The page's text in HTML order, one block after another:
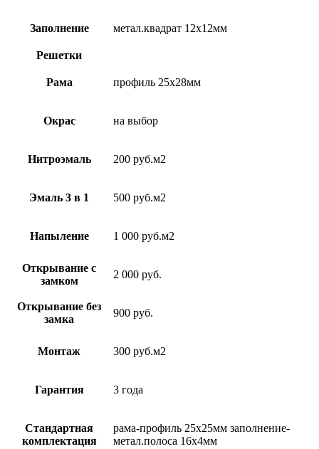
Заполнение метал.квадрат 12х12мм
Решетки
Рама профиль 25х28мм
Окрас на выбор
Нитроэмаль 200 руб.м2
Эмаль 3 в 1 500 руб.м2
Напыление 1 000 руб.м2
Открывание с
замком
2 000 руб.
Открывание без
замка
900 руб.
Монтаж 300 руб.м2
Гарантия 3 года
Стандартная
комплектация
рама-профиль 25х25мм заполнение-
метал.полоса 16х4мм